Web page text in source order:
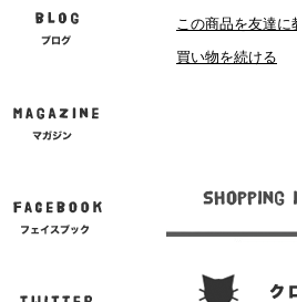
この商品を友達に
買い物を続ける